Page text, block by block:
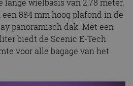
wielbasis van 2,78 meter,
884 mm hoog plafond in de
panoramisch dak. Met een
biedt de Scenic E-Tech
voor alle bagage van het